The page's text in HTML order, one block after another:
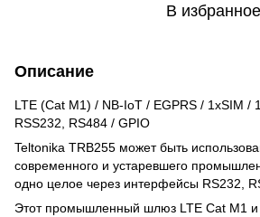
В избранное
Описание
LTE (Cat M1) / NB-IoT / EGPRS / 1xSIM /
RSS232, RS484 / GPIO
Teltonika TRB255 может быть
современного и устаревшего
одно целое через интерфейсы RS232,
Этот промышленный шлюз LTE Cat M1 и